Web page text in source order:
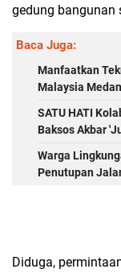
gedung bangunan
Baca Juga:
Manfaatkan
Malaysia
SATU HATI
Baksos Akbar
Warga
Penutupan
Diduga,